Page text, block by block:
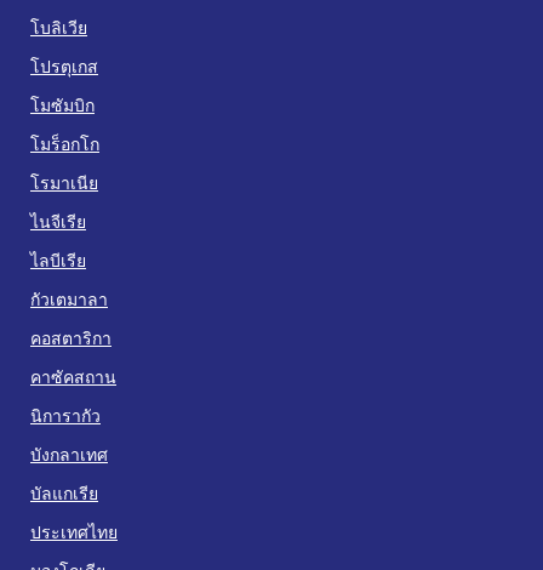
โบลิเวีย
โปรตุเกส
โมซัมบิก
โมร็อกโก
โรมาเนีย
ไนจีเรีย
ไลบีเรีย
กัวเตมาลา
คอสตาริกา
คาซัคสถาน
นิการากัว
บังกลาเทศ
บัลแกเรีย
ประเทศไทย